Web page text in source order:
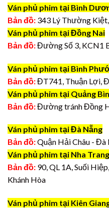
Ván phủ phim tại Bình
Bản đồ: 343 Lý Thường
Ván phủ phim tại Đồng Nai
Bản đồ:Đường Số 3, KCN1
Ván phủ phim tại Bình
Bản đồ:ĐT741, Thuận Lợi,
Ván phủ phim tại Quảng
Bản đồ:Đường tránh Đồng
Ván phủ phim tại Đà Nẵng
Bản đồ:Quận Hải Châu - Đà
Ván phủ phim tại Nha Trang
Bản đồ: 90, QL 1A, Suối
Khánh Hòa
Ván phủ phim tại Kiên